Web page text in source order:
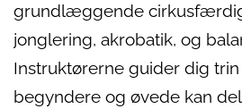
grundlæggende
jonglering, akrobatik, og
Instruktørerne guider dig
begyndere og øvede kan